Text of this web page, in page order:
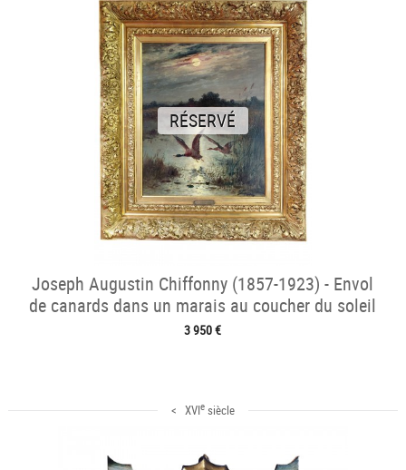
RÉSERVÉ
Joseph Augustin Chiffonny (1857-1923) - Envol
de canards dans un marais au coucher du soleil
3 950 €
< XVIesiècle